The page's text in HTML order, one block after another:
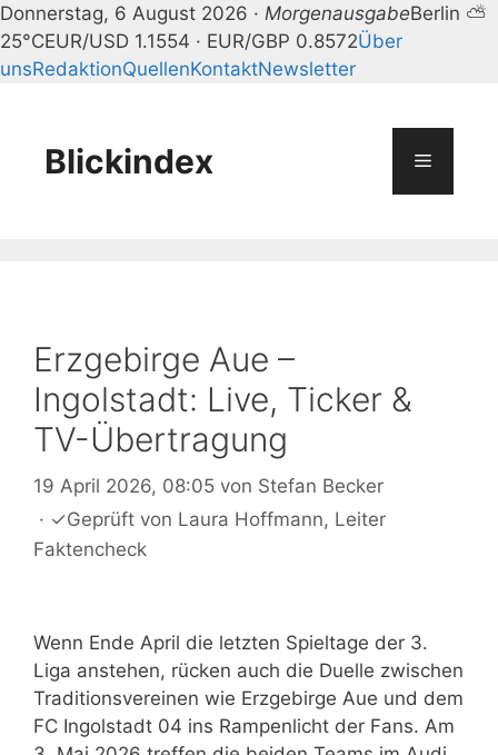
Donnerstag, 6 August 2026 · MorgenausgabeBerlin ⛅
25°CEUR/USD 1.1554 · EUR/GBP 0.8572Über
unsRedaktionQuellenKontaktNewsletter
springenBlickindex Menü
Erzgebirge Aue –
Ingolstadt: Live, Ticker &
TV-Übertragung
19 April 2026, 08:05 von Stefan Becker
· ✓Geprüft von Laura Hoffmann, Leiter
Faktencheck
Wenn Ende April die letzten Spieltage der 3.
Liga anstehen, rücken auch die Duelle zwischen
Traditionsvereinen wie Erzgebirge Aue und dem
FC Ingolstadt 04 ins Rampenlicht der Fans. Am